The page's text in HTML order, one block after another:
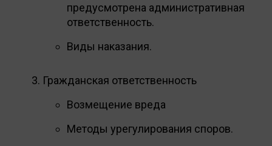
предусмотрена административная
ответственность.
Виды наказания.
Гражданская ответственность
Возмещение вреда
Методы урегулирования споров.